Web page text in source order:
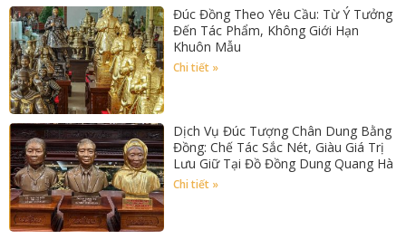
Đúc Đồng Theo Yêu Cầu: Từ Ý Tưởng
Đến Tác Phẩm, Không Giới Hạn
Khuôn Mẫu
Chi tiết »
Dịch Vụ Đúc Tượng Chân Dung Bằng
Đồng: Chế Tác Sắc Nét, Giàu Giá Trị
Lưu Giữ Tại Đồ Đồng Dung Quang Hà
Chi tiết »